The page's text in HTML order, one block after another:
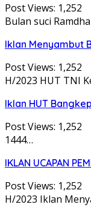
Post Views:
Bulan suci
Iklan Menyambut
Post Views:
H/2023 HUT TNI
Iklan HUT
Post Views:
1444…
IKLAN UCAPAN
Post Views:
H/2023 Iklan